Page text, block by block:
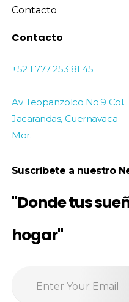
Contacto
Contacto
+52 1 777 253 81 45
Av. Teopanzolco No.9 Col.
Jacarandas, Cuernavaca
Mor.
Suscríbete a nuestro
"Donde tus
hogar"